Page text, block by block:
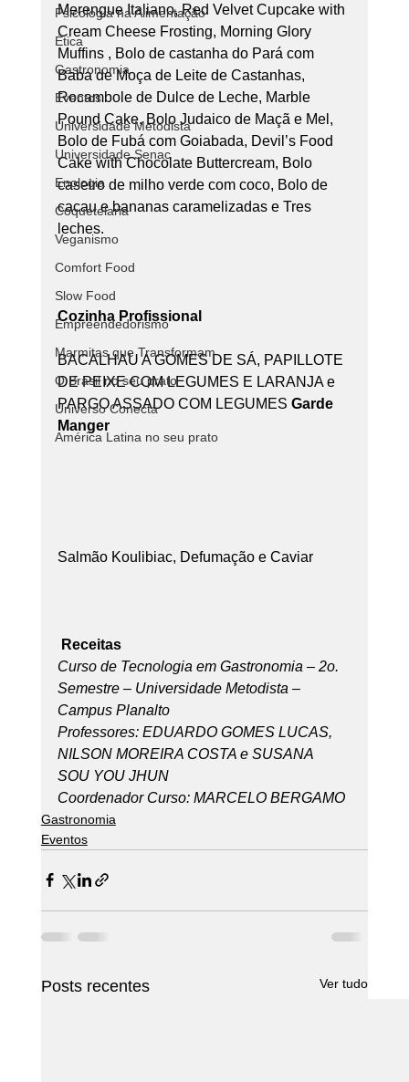
Psicologia na Alimentação
Ética
Gastronomia
Eventos
Universidade Metodista
Universidade Senac
Enologia
Coquetelaria
Veganismo
Comfort Food
Slow Food
Empreendedorismo
Marmitas que Transformam
O Brasil no seu prato
Universo Conecta
América Latina no seu prato
Merengue Italiano, Red Velvet Cupcake with
Cream Cheese Frosting, Morning Glory
Muffins , Bolo de castanha do Pará com
Baba de Moça de Leite de Castanhas,
Rocambole de Dulce de Leche, Marble
Pound Cake, Bolo Judaico de Maçã e Mel,
Bolo de Fubá com Goiabada, Devil’s Food
Cake with Chocolate Buttercream, Bolo
caseiro de milho verde com coco, Bolo de
cacau e bananas caramelizadas e Tres
leches.
Cozinha Profissional
BACALHAU A GOMES DE SÁ, PAPILLOTE
DE PEIXE COM LEGUMES E LARANJA e
PARGO ASSADO COM LEGUMES Garde
Manger
Salmão Koulibiac, Defumação e Caviar
Receitas
Curso de Tecnologia em Gastronomia – 2o.
Semestre – Universidade Metodista –
Campus Planalto
Professores: EDUARDO GOMES LUCAS,
NILSON MOREIRA COSTA e SUSANA
SOU YOU JHUN
Coordenador Curso: MARCELO BERGAMO
Gastronomia
Eventos
Posts recentes Ver tudo